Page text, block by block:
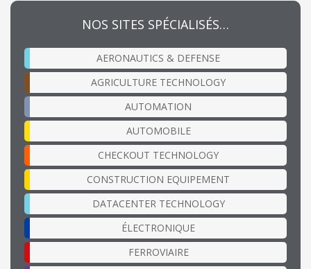
NOS SITES SPÉCIALISÉS…
AERONAUTICS & DEFENSE
AGRICULTURE TECHNOLOGY
AUTOMATION
AUTOMOBILE
CHECKOUT TECHNOLOGY
CONSTRUCTION EQUIPEMENT
DATACENTER TECHNOLOGY
ÉLECTRONIQUE
FERROVIAIRE